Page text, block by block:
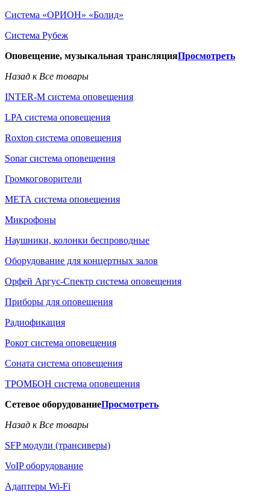
Система «ОРИОН» «Болид»
Система Рубеж
Оповещение, музыкальная трансляцияПросмотреть
Назад к Все товары
INTER-M система оповещения
LPA система оповещения
Roxton система оповещения
Sonar система оповещения
Громкоговорители
МЕТА система оповещения
Микрофоны
Наушники, колонки беспроводные
Оборудование для концертных залов
Орфей Аргус-Спектр система оповещения
Приборы для оповещения
Радиофикация
Рокот система оповещения
Соната система оповещения
ТРОМБОН система оповещения
Сетевое оборудованиеПросмотреть
Назад к Все товары
SFP модули (трансиверы)
VoIP оборудование
Адаптеры Wi-Fi